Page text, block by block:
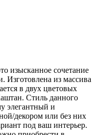
изысканное сочетание
Изготовлена из массива
в двух цветовых
Стиль данного
элегантный и
декором или без них
под ваш интерьер.